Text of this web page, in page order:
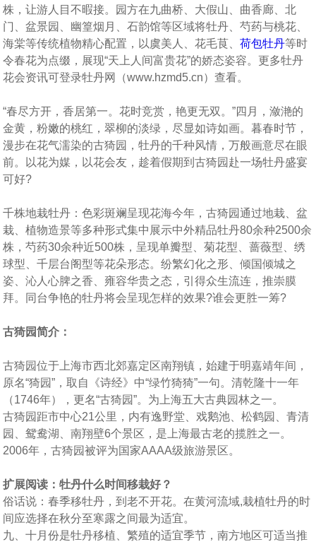
株，让游人目不暇接。园方在九曲桥、大假山、曲香廊、北
门、盆景园、幽篁烟月、石韵馆等区域将牡丹、芍药与桃花、
海棠等传统植物精心配置，以虞美人、花毛茛、荷包牡丹等时
令春花为点缀，展现“天上人间富贵花”的娇态姿容。更多牡丹
花会资讯可登录牡丹网（www.hzmd5.cn）查看。
“春尽方开，香居第一。花时竞赏，艳更无双。”四月，潋滟的
金黄，粉嫩的桃红，翠柳的淡绿，尽显如诗如画。暮春时节，
漫步在花气濡染的古猗园，牡丹的千种风情，万般画意尽在眼
前。以花为媒，以花会友，趁着假期到古猗园赴一场牡丹盛宴
可好?
千株地栽牡丹：色彩斑斓呈现花海今年，古猗园通过地栽、盆
栽、植物造景等多种形式集中展示中外精品牡丹80余种2500余
株，芍药30余种近500株，呈现单瓣型、菊花型、蔷薇型、绣
球型、千层台阁型等花朵形态。纷繁幻化之形、倾国倾城之
姿、沁人心脾之香、雍容华贵之态，引得众生流连，推崇膜
拜。同台争艳的牡丹将会呈现怎样的效果?谁会更胜一筹?
古猗园简介：
古猗园位于上海市西北郊嘉定区南翔镇，始建于明嘉靖年间，
原名“猗园”，取自《诗经》中“绿竹猗猗”一句。清乾隆十一年
（1746年），更名“古猗园”。为上海五大古典园林之一。
古猗园距市中心21公里，内有逸野堂、戏鹅池、松鹤园、青清
园、鸳鸯湖、南翔壁6个景区，是上海最古老的揽胜之一。
2006年，古猗园被评为国家AAAA级旅游景区。
扩展阅读：牡丹什么时间移栽好？
俗话说：春季移牡丹，到老不开花。在黄河流域,栽植牡丹的时
间应选择在秋分至寒露之间最为适宜。
九、十月份是牡丹移植、繁殖的适宜季节，南方地区可适当推